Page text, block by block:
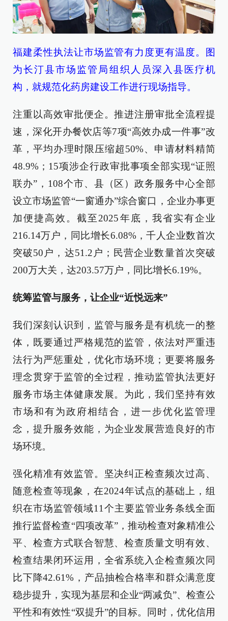
福建柔性执法让市场监管有力度更有温度。图
为长汀县市场监管局组织人员深入县医疗机
构，就规范化药房建设工作进行现场指导。
注重以高效审批便企。推进注册审批全流程提
速，深化开办餐饮店等7项“高效办成一件事”改
革，平均办理时限压缩超50%、申请材料精简
48.9%；15项涉企行政审批事项全部实现“证照
联办”，108个市、县（区）政务服务中心全部
设立市场监管“一窗通办”综合窗口，企业办事更
加便捷高效。截至2025年底，我省实有企业
216.14万户，同比增长6.08%，千人企业数首次
突破50户，达51.2户；民营企业数量首次突破
200万大关，达203.57万户，同比增长6.19%。
统筹监管与服务，让企业“近悦远来”
我们深刻认识到，监管与服务是有机统一的整
体，既要通过严格规范的监管，依法对严重违
法行为严惩重处，优化市场环境；更要将服务
理念贯穿于监管的全过程，推动监管执法更好
服务市场主体健康发展。为此，我们坚持有效
市场和有为政府相结合，进一步优化监管理
念，提升服务效能，为企业发展营造良好的市
场环境。
强化精准有效监管。坚决纠正检查频次过高、
随意检查等现象，在2024年试点的基础上，组
织在市场监管领域11个主要监管业务条线全面
推行监督检查“四项改革”，推动检查对象精准公
平、检查方式联合智慧、检查质量文明有效、
检查结果闭环运用，全省系统入企检查频次同
比下降42.61%，产品抽检合格率和群众满意度
稳步提升，实现为基层和企业“两减负”、检查公
平性和有效性“双提升”的目标。同时，优化信用